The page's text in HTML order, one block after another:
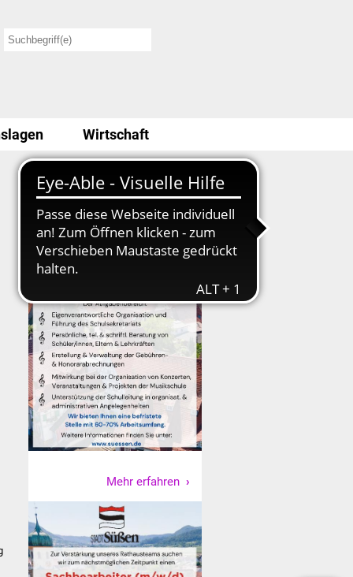
Wirtschaft
Stellenausschreibung
Mehr erfahren